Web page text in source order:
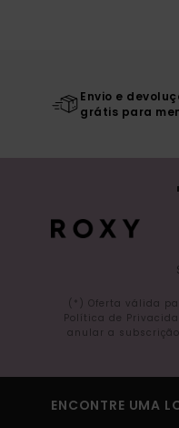
Envio e
grátis para
(*) Oferta válida
Política de
anular a
ENCONTRE UMA